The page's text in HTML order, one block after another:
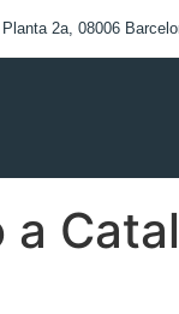
2a, 08006